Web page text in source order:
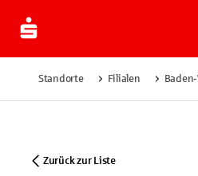
Standorte Filialen
Zurück zur Liste